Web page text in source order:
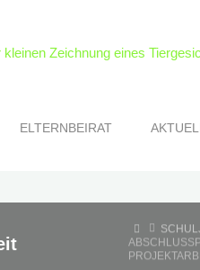
ELTERNBEIRAT
HOME